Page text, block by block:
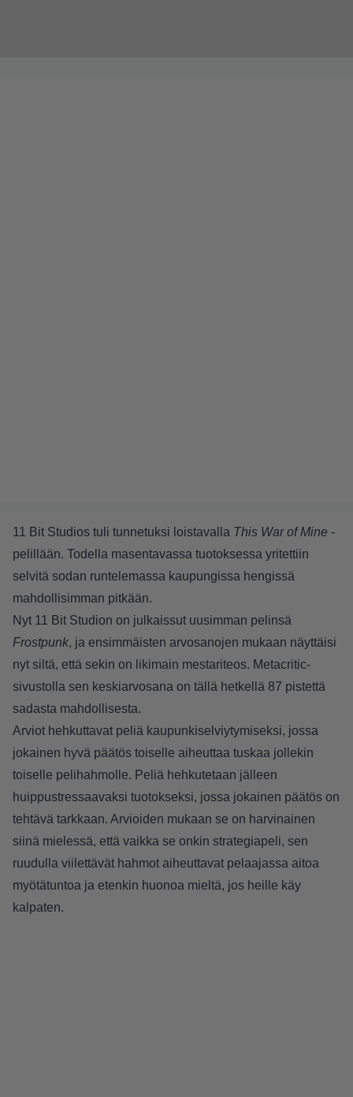
11 Bit Studios tuli tunnetuksi loistavalla This War of Mine -
pelillään. Todella masentavassa tuotoksessa yritettiin
selvitä sodan runtelemassa kaupungissa hengissä
mahdollisimman pitkään.
Nyt 11 Bit Studion on julkaissut uusimman pelinsä
Frostpunk, ja ensimmäisten arvosanojen mukaan näyttäisi
nyt siltä, että sekin on likimain mestariteos. Metacritic-
sivustolla sen keskiarvosana on tällä hetkellä 87 pistettä
sadasta mahdollisesta.
Arviot hehkuttavat peliä kaupunkiselviytymiseksi, jossa
jokainen hyvä päätös toiselle aiheuttaa tuskaa jollekin
toiselle pelihahmolle. Peliä hehkutetaan jälleen
huippustressaavaksi tuotokseksi, jossa jokainen päätös on
tehtävä tarkkaan. Arvioiden mukaan se on harvinainen
siinä mielessä, että vaikka se onkin strategiapeli, sen
ruudulla viilettävät hahmot aiheuttavat pelaajassa aitoa
myötätuntoa ja etenkin huonoa mieltä, jos heille käy
kalpaten.